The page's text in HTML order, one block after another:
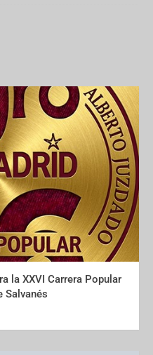
la XXVI Carrera Popular
Salvanés